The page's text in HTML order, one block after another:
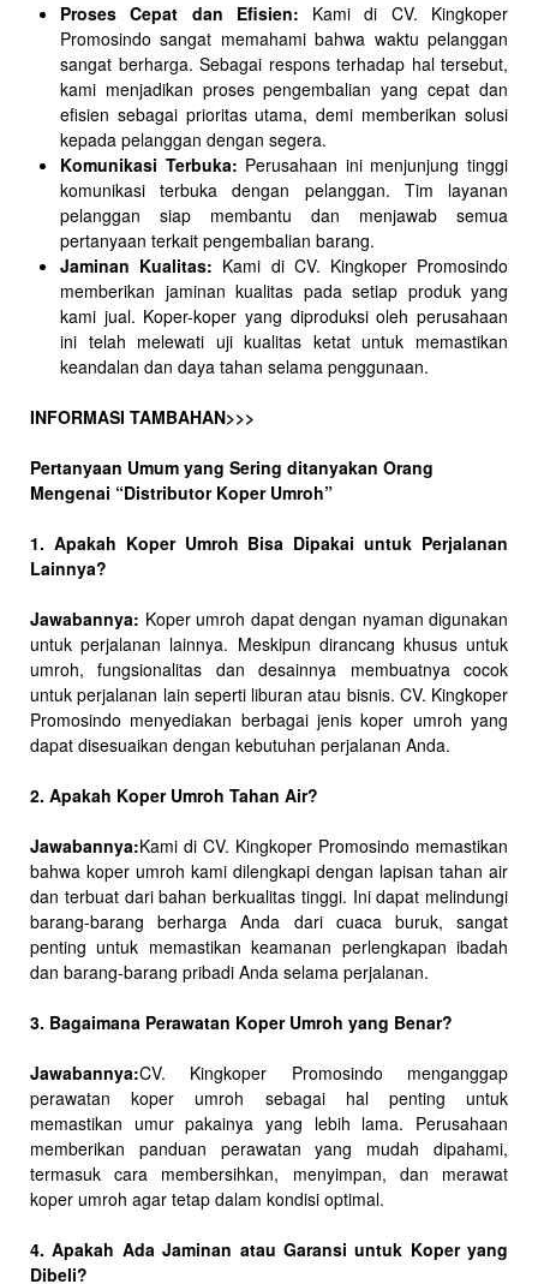
Proses Cepat dan Efisien: Kami di CV. Kingkoper
Promosindo sangat memahami bahwa waktu pelanggan
sangat berharga. Sebagai respons terhadap hal tersebut,
kami menjadikan proses pengembalian yang cepat dan
efisien sebagai prioritas utama, demi memberikan solusi
kepada pelanggan dengan segera.
Komunikasi Terbuka: Perusahaan ini menjunjung tinggi
komunikasi terbuka dengan pelanggan. Tim layanan
pelanggan siap membantu dan menjawab semua
pertanyaan terkait pengembalian barang.
Jaminan Kualitas: Kami di CV. Kingkoper Promosindo
memberikan jaminan kualitas pada setiap produk yang
kami jual. Koper-koper yang diproduksi oleh perusahaan
ini telah melewati uji kualitas ketat untuk memastikan
keandalan dan daya tahan selama penggunaan.
INFORMASI TAMBAHAN>>>
Pertanyaan Umum yang Sering ditanyakan Orang
Mengenai “Distributor Koper Umroh”
1. Apakah Koper Umroh Bisa Dipakai untuk Perjalanan
Lainnya?
Jawabannya: Koper umroh dapat dengan nyaman digunakan
untuk perjalanan lainnya. Meskipun dirancang khusus untuk
umroh, fungsionalitas dan desainnya membuatnya cocok
untuk perjalanan lain seperti liburan atau bisnis. CV. Kingkoper
Promosindo menyediakan berbagai jenis koper umroh yang
dapat disesuaikan dengan kebutuhan perjalanan Anda.
2. Apakah Koper Umroh Tahan Air?
Jawabannya:Kami di CV. Kingkoper Promosindo memastikan
bahwa koper umroh kami dilengkapi dengan lapisan tahan air
dan terbuat dari bahan berkualitas tinggi. Ini dapat melindungi
barang-barang berharga Anda dari cuaca buruk, sangat
penting untuk memastikan keamanan perlengkapan ibadah
dan barang-barang pribadi Anda selama perjalanan.
3. Bagaimana Perawatan Koper Umroh yang Benar?
Jawabannya:CV. Kingkoper Promosindo menganggap
perawatan koper umroh sebagai hal penting untuk
memastikan umur pakainya yang lebih lama. Perusahaan
memberikan panduan perawatan yang mudah dipahami,
termasuk cara membersihkan, menyimpan, dan merawat
koper umroh agar tetap dalam kondisi optimal.
4. Apakah Ada Jaminan atau Garansi untuk Koper yang
Dibeli?